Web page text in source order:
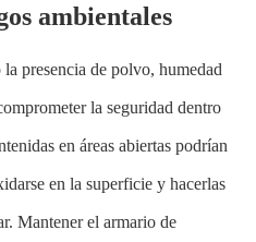
ambientales
presencia de polvo, humedad
la seguridad dentro
en áreas abiertas podrían
en la superficie y hacerlas
Mantener el armario de